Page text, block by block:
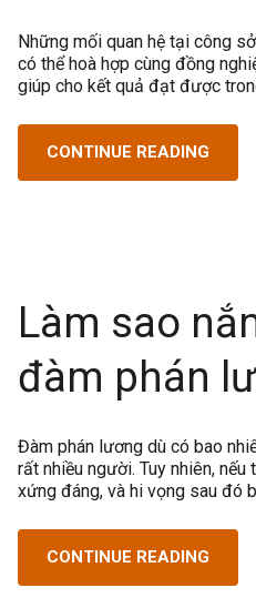
Những mối quan hệ tại công
có thể hoà hợp cùng đồng
giúp cho kết quả đạt được
CONTINUE READING
Làm sao
đàm phán
Đàm phán lương dù có bao
rất nhiều người. Tuy nhiên,
xứng đáng, và hi vọng sau đó
CONTINUE READING